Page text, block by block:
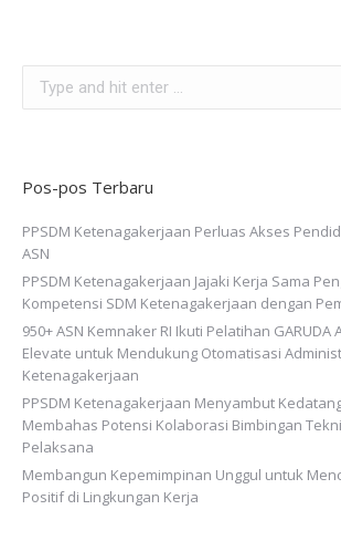
Pos-pos Terbaru
PPSDM Ketenagakerjaan Perluas Akses
ASN
PPSDM Ketenagakerjaan Jajaki Kerja Sama
Kompetensi SDM Ketenagakerjaan dengan
950+ ASN Kemnaker RI Ikuti Pelatihan GARUDA
Elevate untuk Mendukung Otomatisasi
Ketenagakerjaan
PPSDM Ketenagakerjaan Menyambut
Membahas Potensi Kolaborasi Bimbingan
Pelaksana
Membangun Kepemimpinan Unggul untuk
Positif di Lingkungan Kerja